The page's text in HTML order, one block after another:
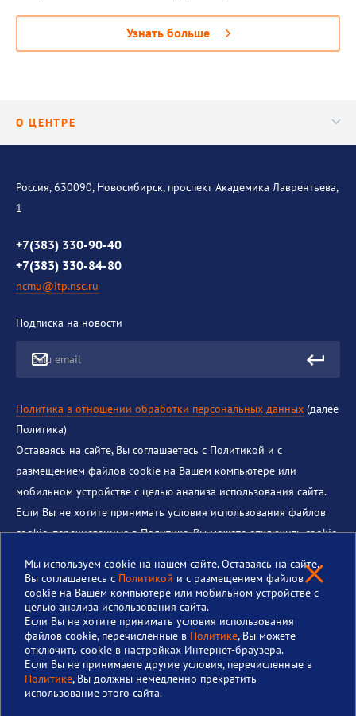
Мы используем cookie на нашем сайте. Оставаясь на сайте,
Вы соглашаетесь с Политикой и с размещением файлов
cookie на Вашем компьютере или мобильном устройстве с
целью анализа использования сайта.
Если Вы не хотите принимать условия использования
файлов cookie, перечисленные в Политике, Вы можете
отключить cookie в настройках Интернет-браузера.
Если Вы не принимаете другие условия, перечисленные в
Политике, Вы должны немедленно прекратить
использование этого сайта.
Узнать больше
О ЦЕНТРЕ
Россия, 630090, Новосибирск, проспект Академика Лаврентьева,
1
+7(383) 330-90-40
+7(383) 330-84-80
ncmu@itp.nsc.ru
Подписка на новости
Ваш email
Политика в отношении обработки персональных данных (далее
Политика)
Оставаясь на сайте, Вы соглашаетесь с Политикой и с
размещением файлов cookie на Вашем компьютере или
мобильном устройстве с целью анализа использования сайта.
Если Вы не хотите принимать условия использования файлов
cookie, перечисленные в Политике, Вы можете отключить cookie
другие условия, перечисленные в Политике, Вы должны
немедленно прекратить использование этого сайта.
© 2025 Институт теплофизики им. С.С. Кутателадзе